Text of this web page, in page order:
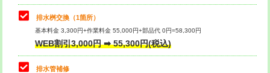
コンクリート斫り（厚さ10㎝まで）
コンクリート斫り（厚さ10㎝超え）
モルタル補修（厚さ10㎝まで）
交換・取付(単水栓（壁付・デッキ
式）)
交換・取付(混合水栓（壁付・デッキ
式・ワンホール）)
16,500円+材料費
排水桝交換（1箇所）
基本料金 3,300円+作業料金 55,000円+部品代 0円=58,300円
WEB割引3,000円 ➡ 55,300円(税込)
排水管補修